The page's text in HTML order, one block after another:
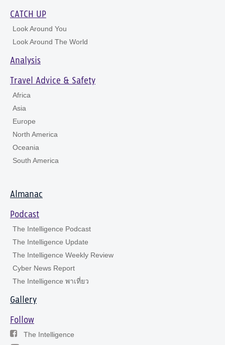
CATCH UP
Look Around You
Look Around The World
Analysis
Travel Advice & Safety
Africa
Asia
Europe
North America
Oceania
South America
Almanac
Podcast
The Intelligence Podcast
The Intelligence Update
The Intelligence Weekly Review
Cyber News Report
The Intelligence พาเที่ยว
Gallery
Follow
The Intelligence